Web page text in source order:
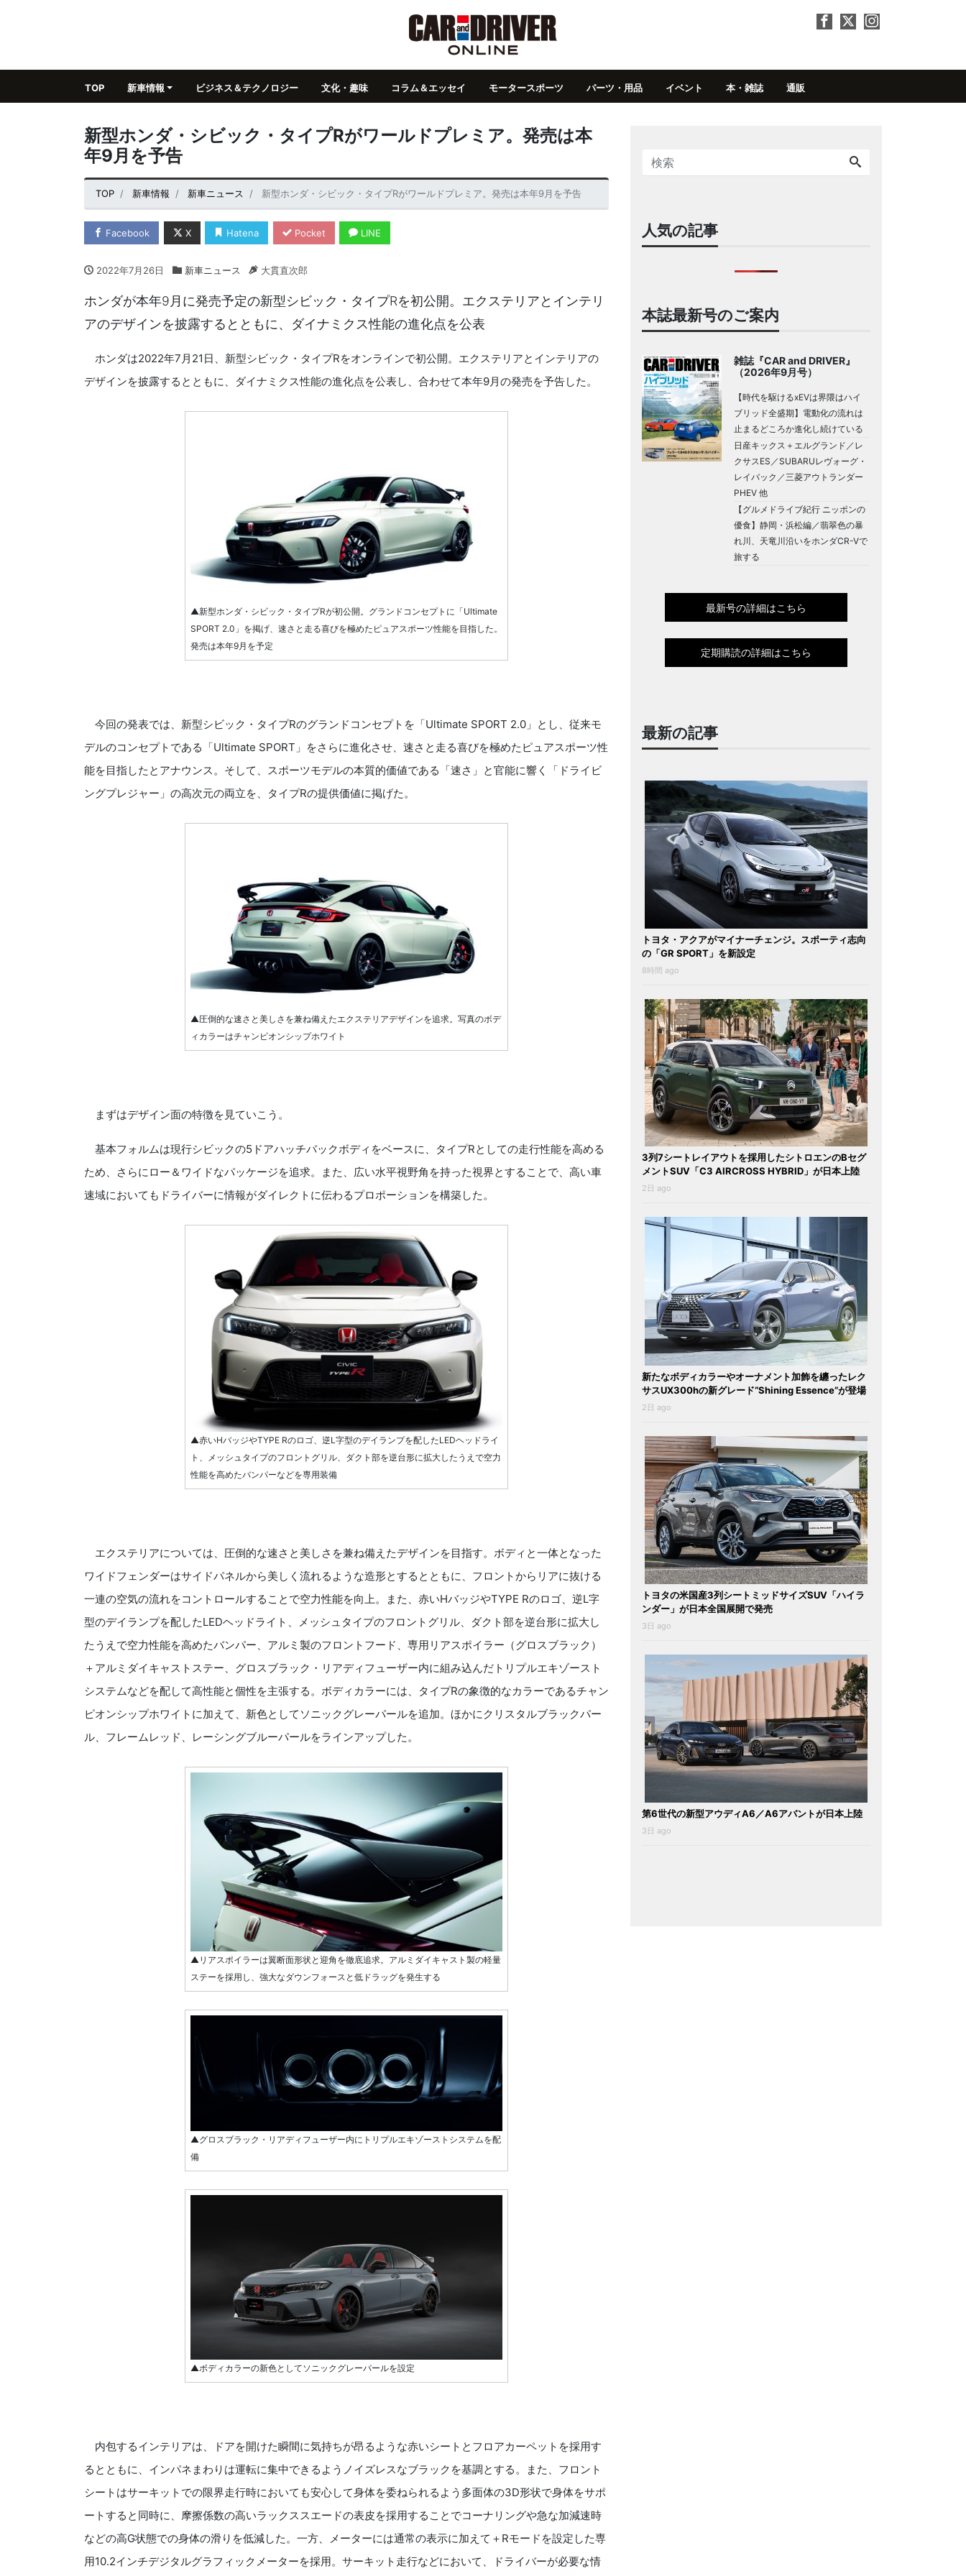
TOP 新車情報 ビジネス＆テクノロジー 文化・趣味 コラム＆エッセイ モータースポーツ パーツ・用品 イベント 本・雑誌 通販
新型ホンダ・シビック・タイプRがワールドプレミア。発売は本
年9月を予告
TOP 新車情報 新車ニュース 新型ホンダ・シビック・タイプRがワールドプレミア。発売は本年9月を予告
Facebook X Hatena Pocket LINE
2022年7月26日 新車ニュース 大貫直次郎
ホンダが本年9月に発売予定の新型シビック・タイプRを初公開。エクステリアとインテリ
アのデザインを披露するとともに、ダイナミクス性能の進化点を公表
ホンダは2022年7月21日、新型シビック・タイプRをオンラインで初公開。エクステリアとインテリアの
デザインを披露するとともに、ダイナミクス性能の進化点を公表し、合わせて本年9月の発売を予告した。
▲新型ホンダ・シビック・タイプRが初公開。グランドコンセプトに「Ultimate
SPORT 2.0」を掲げ、速さと走る喜びを極めたピュアスポーツ性能を目指した。
発売は本年9月を予定
今回の発表では、新型シビック・タイプRのグランドコンセプトを「Ultimate SPORT 2.0」とし、従来モ
デルのコンセプトである「Ultimate SPORT」をさらに進化させ、速さと走る喜びを極めたピュアスポーツ性
能を目指したとアナウンス。そして、スポーツモデルの本質的価値である「速さ」と官能に響く「ドライビ
ングプレジャー」の高次元の両立を、タイプRの提供価値に掲げた。
▲圧倒的な速さと美しさを兼ね備えたエクステリアデザインを追求。写真のボデ
ィカラーはチャンピオンシップホワイト
まずはデザイン面の特徴を見ていこう。
基本フォルムは現行シビックの5ドアハッチバックボディをベースに、タイプRとしての走行性能を高める
ため、さらにロー＆ワイドなパッケージを追求。また、広い水平視野角を持った視界とすることで、高い車
速域においてもドライバーに情報がダイレクトに伝わるプロポーションを構築した。
▲赤いHバッジやTYPE Rのロゴ、逆L字型のデイランプを配したLEDヘッドライ
ト、メッシュタイプのフロントグリル、ダクト部を逆台形に拡大したうえで空力
性能を高めたバンパーなどを専用装備
エクステリアについては、圧倒的な速さと美しさを兼ね備えたデザインを目指す。ボディと一体となった
ワイドフェンダーはサイドパネルから美しく流れるような造形とするとともに、フロントからリアに抜ける
一連の空気の流れをコントロールすることで空力性能を向上。また、赤いHバッジやTYPE Rのロゴ、逆L字
型のデイランプを配したLEDヘッドライト、メッシュタイプのフロントグリル、ダクト部を逆台形に拡大し
たうえで空力性能を高めたバンパー、アルミ製のフロントフード、専用リアスポイラー（グロスブラック）
＋アルミダイキャストステー、グロスブラック・リアディフューザー内に組み込んだトリプルエキゾースト
システムなどを配して高性能と個性を主張する。ボディカラーには、タイプRの象徴的なカラーであるチャン
ピオンシップホワイトに加えて、新色としてソニックグレーパールを追加。ほかにクリスタルブラックパー
ル、フレームレッド、レーシングブルーパールをラインアップした。
▲リアスポイラーは翼断面形状と迎角を徹底追求。アルミダイキャスト製の軽量
ステーを採用し、強大なダウンフォースと低ドラッグを発生する
▲グロスブラック・リアディフューザー内にトリプルエキゾーストシステムを配
備
▲ボディカラーの新色としてソニックグレーパールを設定
内包するインテリアは、ドアを開けた瞬間に気持ちが昂るような赤いシートとフロアカーペットを採用す
るとともに、インパネまわりは運転に集中できるようノイズレスなブラックを基調とする。また、フロント
シートはサーキットでの限界走行時においても安心して身体を委ねられるよう多面体の3D形状で身体をサポ
ートすると同時に、摩擦係数の高いラックススエードの表皮を採用することでコーナリングや急な加減速時
などの高G状態での身体の滑りを低減した。一方、メーターには通常の表示に加えて＋Rモードを設定した専
用10.2インチデジタルグラフィックメーターを採用。サーキット走行などにおいて、ドライバーが必要な情
人気の記事
本誌最新号のご案内
雑誌『CAR and DRIVER』
（2026年9月号）
【時代を駆けるxEVは界隈はハイ
ブリッド全盛期】電動化の流れは
止まるどころか進化し続けている
日産キックス＋エルグランド／レ
クサスES／SUBARUレヴォーグ・
レイバック／三菱アウトランダー
PHEV 他
【グルメドライブ紀行 ニッポンの
優食】静岡・浜松編／翡翠色の暴
れ川、天竜川沿いをホンダCR-Vで
旅する
最新号の詳細はこちら
定期購読の詳細はこちら
最新の記事
トヨタ・アクアがマイナーチェンジ。スポーティ志向
の「GR SPORT」を新設定
8時間 ago
3列7シートレイアウトを採用したシトロエンのBセグ
メントSUV「C3 AIRCROSS HYBRID」が日本上陸
2日 ago
新たなボディカラーやオーナメント加飾を纏ったレク
サスUX300hの新グレード“Shining Essence”が登場
2日 ago
トヨタの米国産3列シートミッドサイズSUV「ハイラ
ンダー」が日本全国展開で発売
3日 ago
第6世代の新型アウディA6／A6アバントが日本上陸
3日 ago